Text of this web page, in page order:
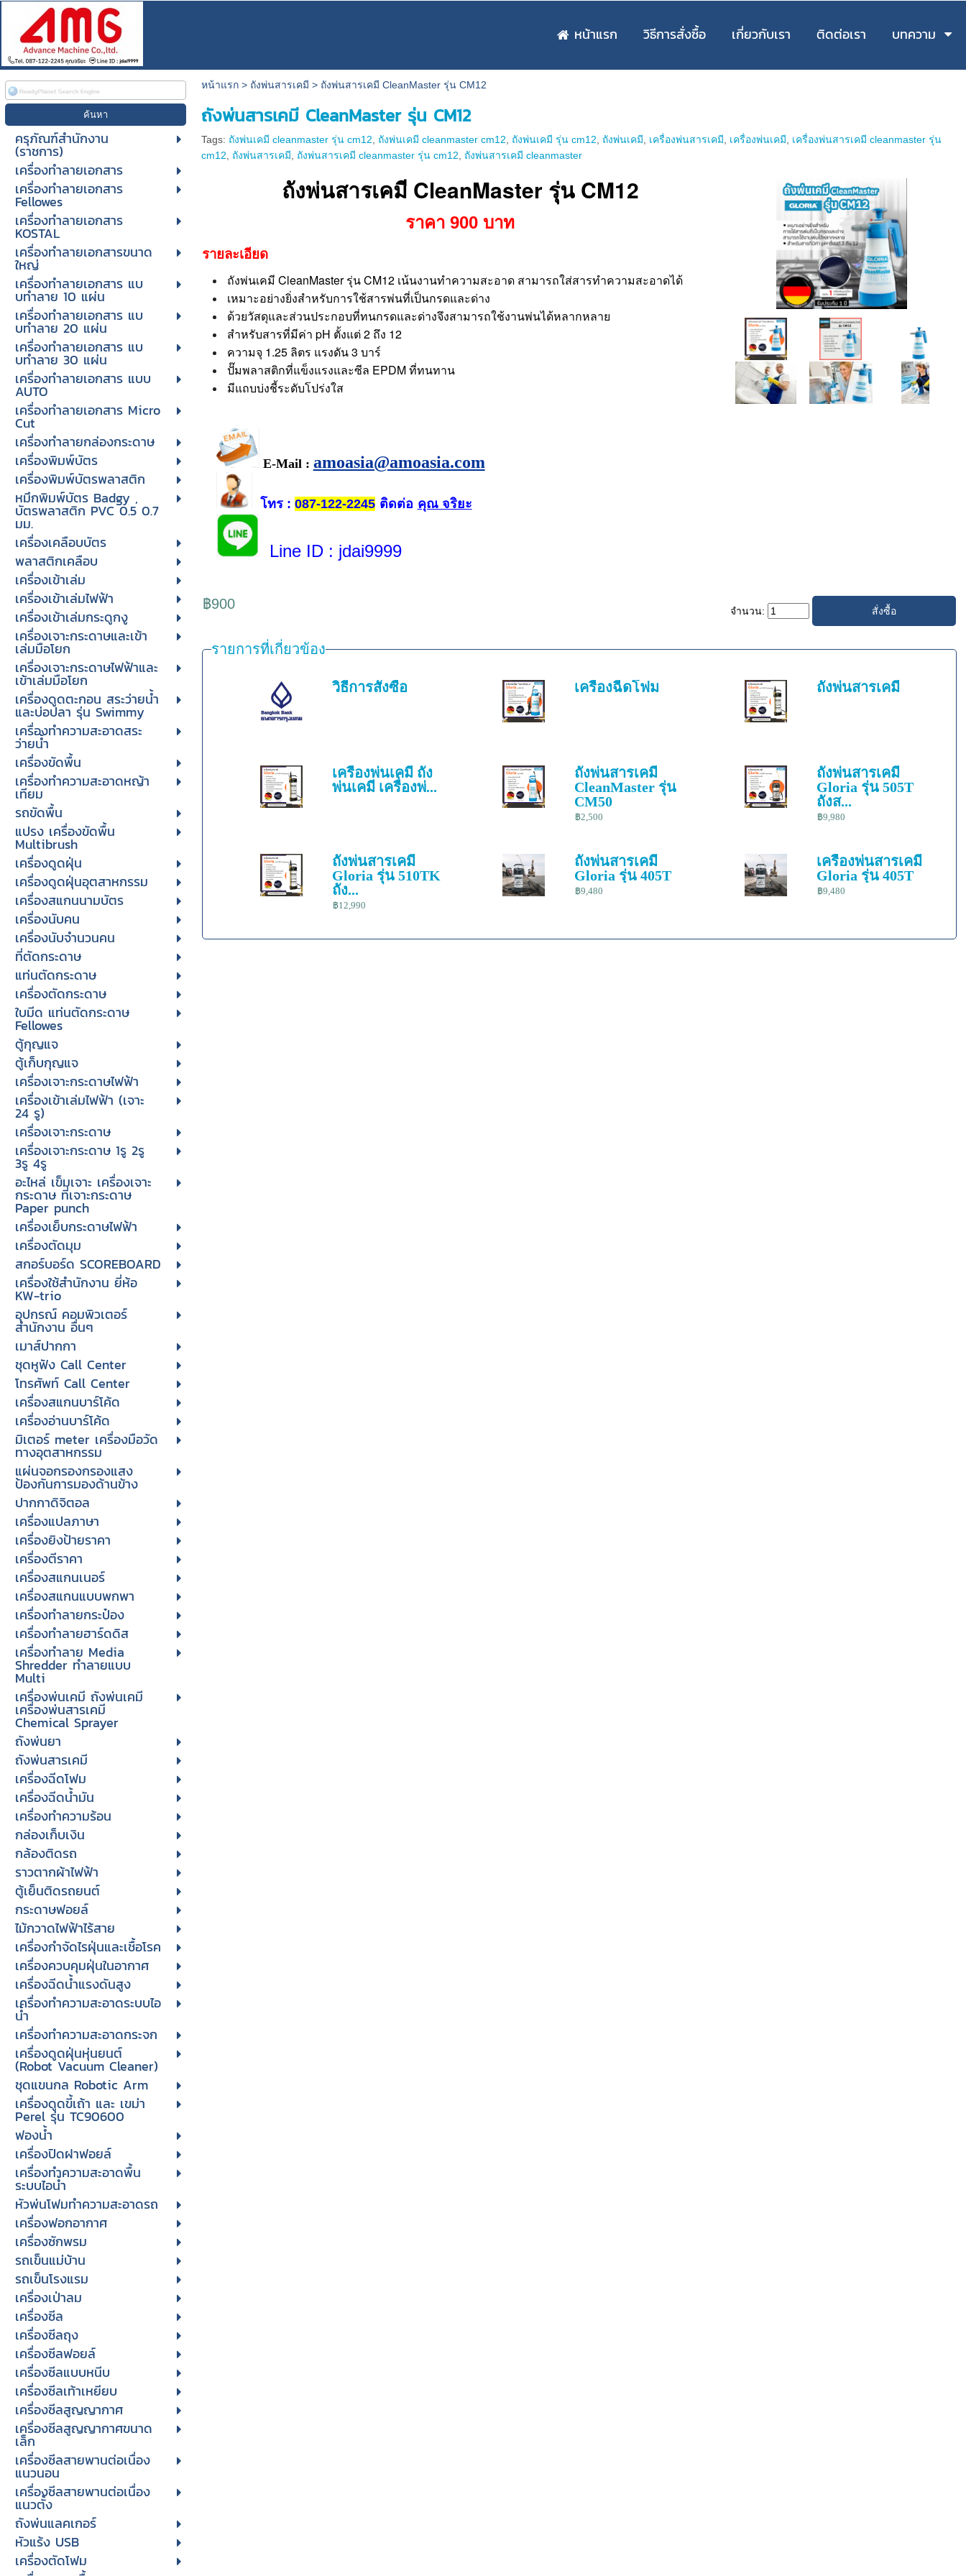
หน้าแรก วิธีการสั่งซื้อ เกี่ยวกับเรา ติดต่อเรา บทความ
ครุภัณฑ์สำนักงาน
(ราชการ)
เครื่องทำลายเอกสาร
เครื่องทำลายเอกสาร
Fellowes
เครื่องทำลายเอกสาร
KOSTAL
เครื่องทำลายเอกสารขนาด
ใหญ่
เครื่องทําลายเอกสาร แบ
บทําลาย 10 แผ่น
เครื่องทําลายเอกสาร แบ
บทําลาย 20 แผ่น
เครื่องทําลายเอกสาร แบ
บทําลาย 30 แผ่น
เครื่องทำลายเอกสาร แบบ
AUTO
เครื่องทำลายเอกสาร Micro
Cut
เครื่องทำลายกล่องกระดาษ
เครื่องพิมพ์บัตร
เครื่องพิมพ์บัตรพลาสติก
หมึกพิมพ์บัตร Badgy ,
บัตรพลาสติก PVC 0.5 0.7
มม.
เครื่องเคลือบบัตร
พลาสติกเคลือบ
เครื่องเข้าเล่ม
เครื่องเข้าเล่มไฟฟ้า
เครื่องเข้าเล่มกระดูกงู
เครื่องเจาะกระดาษและเข้า
เล่มมือโยก
เครื่องเจาะกระดาษไฟฟ้าและ
เข้าเล่มมือโยก
เครื่องดูดตะกอน สระว่ายน้ำ
และบ่อปลา รุ่น Swimmy
เครื่องทำความสะอาดสระ
ว่ายน้ำ
เครื่องขัดพื้น
เครื่องทำความสะอาดหญ้า
เทียม
รถขัดพื้น
แปรง เครื่องขัดพื้น
Multibrush
เครื่องดูดฝุ่น
เครื่องดูดฝุ่นอุตสาหกรรม
เครื่องสแกนนามบัตร
เครื่องนับคน
เครื่องนับจํานวนคน
ที่ตัดกระดาษ
แท่นตัดกระดาษ
เครื่องตัดกระดาษ
ใบมีด แท่นตัดกระดาษ
Fellowes
ตู้กุญแจ
ตู้เก็บกุญแจ
เครื่องเจาะกระดาษไฟฟ้า
เครื่องเข้าเล่มไฟฟ้า (เจาะ
24 รู)
เครื่องเจาะกระดาษ
เครื่องเจาะกระดาษ 1รู 2รู
3รู 4รู
อะไหล่ เข็มเจาะ เครื่องเจาะ
กระดาษ ที่เจาะกระดาษ
Paper punch
เครื่องเย็บกระดาษไฟฟ้า
เครื่องตัดมุม
สกอร์บอร์ด SCOREBOARD
เครื่องใช้สำนักงาน ยี่ห้อ
KW-trio
อุปกรณ์ คอมพิวเตอร์
สำนักงาน อื่นๆ
เมาส์ปากกา
ชุดหูฟัง Call Center
โทรศัพท์ Call Center
เครื่องสแกนบาร์โค้ด
เครื่องอ่านบาร์โค้ด
มิเตอร์ meter เครื่องมือวัด
ทางอุตสาหกรรม
แผ่นจอกรองกรองแสง
ป้องกันการมองด้านข้าง
ปากกาดิจิตอล
เครื่องแปลภาษา
เครื่องยิงป้ายราคา
เครื่องตีราคา
เครื่องสแกนเนอร์
เครื่องสแกนแบบพกพา
เครื่องทำลายกระป๋อง
เครื่องทำลายฮาร์ดดิส
เครื่องทำลาย Media
Shredder ทำลายแบบ
Multi
เครื่องพ่นเคมี ถังพ่นเคมี
เครื่องพ่นสารเคมี
Chemical Sprayer
ถังพ่นยา
ถังพ่นสารเคมี
เครื่องฉีดโฟม
เครื่องฉีดน้ำมัน
เครื่องทำความร้อน
กล่องเก็บเงิน
กล้องติดรถ
ราวตากผ้าไฟฟ้า
ตู้เย็นติดรถยนต์
กระดาษฟอยล์
ไม้กวาดไฟฟ้าไร้สาย
เครื่องกำจัดไรฝุ่นและเชื้อโรค
เครื่องควบคุมฝุ่นในอากาศ
เครื่องฉีดน้ำแรงดันสูง
เครื่องทำความสะอาดระบบไอ
น้ำ
เครื่องทำความสะอาดกระจก
เครื่องดูดฝุ่นหุ่นยนต์
(Robot Vacuum Cleaner)
ชุดแขนกล Robotic Arm
เครื่องดูดขี้เถ้า และ เขม่า
Perel รุ่น TC90600
ฟองน้ำ
เครื่องปิดฝาฟอยล์
เครื่องทำความสะอาดพื้น
ระบบไอน้ำ
หัวพ่นโฟมทำความสะอาดรถ
เครื่องฟอกอากาศ
เครื่องซักพรม
รถเข็นแม่บ้าน
รถเข็นโรงแรม
เครื่องเป่าลม
เครื่องซีล
เครื่องซีลถุง
เครื่องซีลฟอยล์
เครื่องซีลแบบหนีบ
เครื่องซีลเท้าเหยียบ
เครื่องซีลสูญญากาศ
เครื่องซีลสูญญากาศขนาด
เล็ก
เครื่องซีลสายพานต่อเนื่อง
แนวนอน
เครื่องซีลสายพานต่อเนื่อง
แนวตั้ง
ถังพ่นแลคเกอร์
หัวแร้ง USB
เครื่องตัดโฟม
หน้าแรก> ถังพ่นสารเคมี > ถังพ่นสารเคมี CleanMaster รุ่น CM12
ถังพ่นสารเคมี CleanMaster รุ่น CM12
Tags: ถังพ่นเคมี cleanmaster รุ่น cm12 ถังพ่นเคมี cleanmaster cm12 ถังพ่นเคมี รุ่น cm12 ถังพ่นเคมี เครื่องพ่นสารเคมี เครื่องพ่นเคมี
เครื่องพ่นสารเคมี cleanmaster รุ่น
cm12
ถังพ่นสารเคมี ถังพ่นสารเคมี cleanmaster รุ่น cm12 ถังพ่นสารเคมี cleanmaster
ถังพ่นสารเคมี CleanMaster รุ่น CM12
ราคา 900 บาท
รายละเอียด
ถังพ่นเคมี CleanMaster รุ่น CM12 เน้นงานทำความสะอาด สามารถใส่สารทำความสะอาดได้
เหมาะอย่างยิ่งสำหรับการใช้สารพ่นที่เป็นกรดและด่าง
ด้วยวัสดุและส่วนประกอบที่ทนกรดและด่างจึงสามารถใช้งานพ่นได้หลากหลาย
สำหรับสารที่มีค่า pH ตั้งแต่ 2 ถึง 12
ความจุ 1.25 ลิตร แรงดัน 3 บาร์
ปั๊มพลาสติกที่แข็งแรงและซีล EPDM ที่ทนทาน
มีแถบบ่งชี้ระดับโปร่งใส
E-Mail : amoasia@amoasia.com
โทร: 087-122-2245ติดต่อ คุณ จริยะ
Line ID : jdai9999
฿900 จำนวน:
รายการที่เกี่ยวข้อง
วิธีการสั่งซื้อ เครื่องฉีดโฟม ถังพ่นสารเคมี
เครื่องพ่นเคมี ถัง
พ่นเคมี เครื่องพ่...
ถังพ่นสารเคมี
CleanMaster รุ่น
CM50
฿2,500
ถังพ่นสารเคมี
Gloria รุ่น 505T
ถังส...
฿9,980
ถังพ่นสารเคมี
Gloria รุ่น 510TK
ถัง...
฿12,990
ถังพ่นสารเคมี
Gloria รุ่น 405T
฿9,480
เครื่องพ่นสารเคมี
Gloria รุ่น 405T
฿9,480